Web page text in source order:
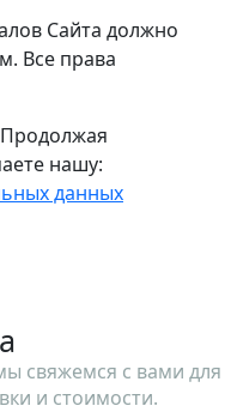
Сайта должно
Все права
нашу:
данных
свяжемся с вами для
и стоимости.